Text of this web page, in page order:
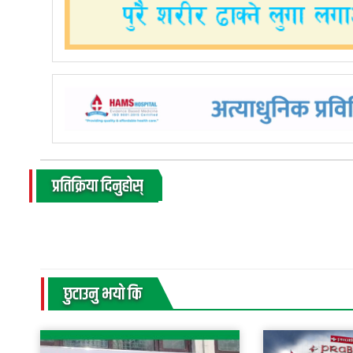
प्रतिक्रिया दिनुहोस्
छुटाउनु भयाे कि